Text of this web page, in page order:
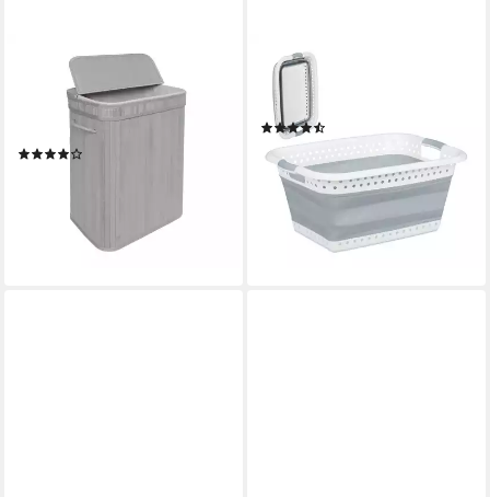
RELAXDAYS
Wäschekorb Bambus
Wäschekorb mit Deckel, grau,
lieferbar - in 2-3 Werktagen bei dir
RELAXDAYS
Wäschekorb Faltbarer
Wäschekorb, grau
22,99 €
-43%
lieferbar - in 2-3 Werktagen bei dir